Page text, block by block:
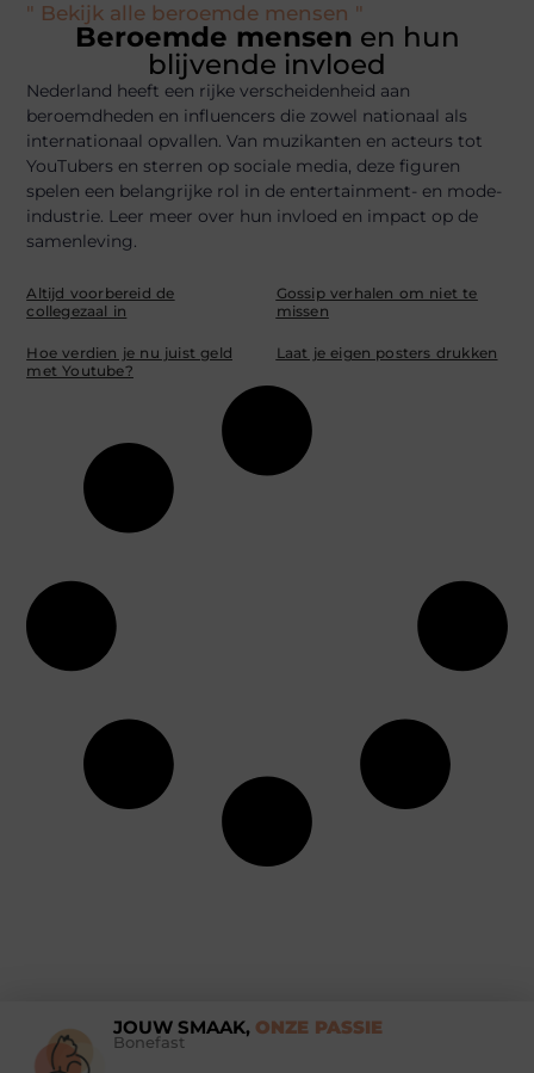
" Bekijk alle beroemde mensen "
Beroemde mensen en hun
blijvende invloed
Nederland heeft een rijke verscheidenheid aan
beroemdheden en influencers die zowel nationaal als
internationaal opvallen. Van muzikanten en acteurs tot
YouTubers en sterren op sociale media, deze figuren
spelen een belangrijke rol in de entertainment- en mode-
industrie. Leer meer over hun invloed en impact op de
samenleving.
Altijd voorbereid de
collegezaal in
Gossip verhalen om niet te
missen
Hoe verdien je nu juist geld
met Youtube?
Laat je eigen posters drukken
JOUW SMAAK, ONZE PASSIE
Bonefast